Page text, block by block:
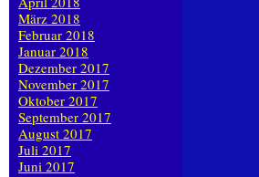
März 2018
Februar 2018
Januar 2018
Dezember 2017
November 2017
Oktober 2017
September 2017
August 2017
Juli 2017
Juni 2017